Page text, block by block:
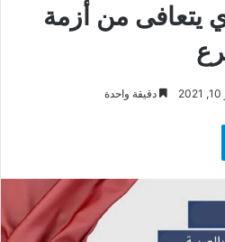
يتعافى من أزمة
دقيقة واحدة
تيلقرام